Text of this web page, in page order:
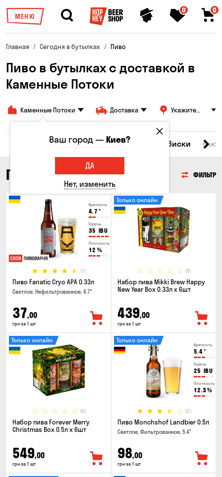
МЕНЮ
0 0
Главная Сегодня в бутылках Пиво
Пиво в бутылках с доставкой в
Каменные Потоки
Каменные Потоки Доставка
Укажите
Все товары Пиво Сидр Виски
ПИВО ФИЛЬТР
Крепость
4.7 °
Горечь
35 IBU
Плотность
12 %
(1)
Пиво Fanatic Cryo APA 0.33л
Светлое, Нефильтрованное, 4.7°
37,00
грн за 1 шт
(0)
Только онлайн
Набор пива Mikki Brew Happy
New Year Box 0.33л x 6шт
439,00
грн за 1 шт
(0)
Только онлайн
Набор пива Forever Merry
Christmas Box 0.5л x 6шт
549,00
грн за 1 шт
Крепость
5.4°
Горечь
25 IBU
Плотность
12.3%
(2)
Только онлайн
Пиво Monchshof Landbier 0.5л
Светлое, Фильтрованное, 5.4°
98,00
грн за 1 шт
Ваш город —Киев?
ДА
Нет, изменить